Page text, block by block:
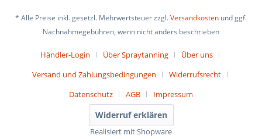
* Alle Preise inkl. gesetzl. Mehrwertsteuer zzgl.Versandkosten und ggf.
Nachnahmegebühren, wenn nicht anders beschrieben
Händler-Login Über Spraytanning
Über uns
Versand und Zahlungsbedingungen
Widerrufsrecht
Datenschutz
AGB Impressum
Widerruf erklären
Realisiert mit Shopware